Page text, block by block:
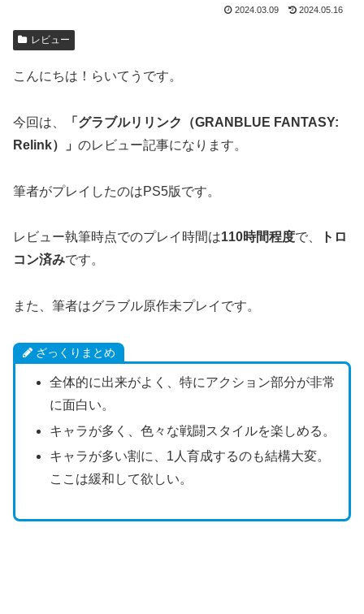
2024.03.09 2024.05.16
レビュー
こんにちは！らいてうです。
今回は、
「グラブルリリンク（GRANBLUE FANTASY:
Relink）」 のレビュー記事になります。
筆者がプレイしたのはPS5版です。
レビュー執筆時点でのプレイ時間は110時間程度で、
トロ
コン済みです。
また、筆者はグラブル原作未プレイです。
ざっくりまとめ
全体的に出来がよく、特にアクション部分が非常
に面白い。
キャラが多く、色々な戦闘スタイルを楽しめる。
キャラが多い割に、1人育成するのも結構大変。
ここは緩和して欲しい。